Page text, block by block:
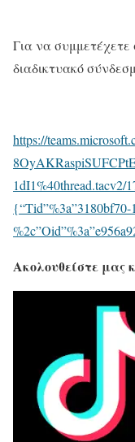
Για να
διαδικτυακό
https://
1dI1%40thread.tacv2/
Ακολουθείστε μας